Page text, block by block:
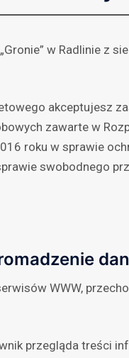
w Radlinie z
akceptujesz
zawarte w
roku w sprawie
swobodnego
WWW,
przegląda treści